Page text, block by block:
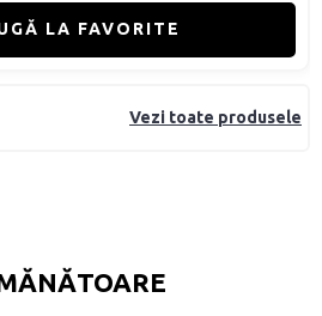
Vezi toate produsele
LA FAVORITE